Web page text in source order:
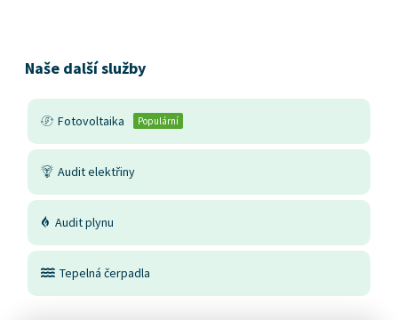
Naše další služby
Fotovoltaika Populární
Audit elektřiny
Audit plynu
Tepelná čerpadla